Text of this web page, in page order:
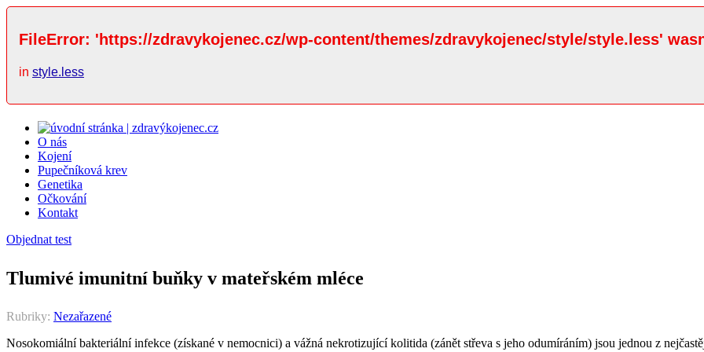
FileError: 'https://zdravykojenec.cz/wp-content/themes/zdravykojenec/style/style.less'
in style.less
O nás
Kojení
Pupečníková krev
Genetika
Očkování
Kontakt
Objednat test
Tlumivé imunitní buňky v mateřském mléce
Rubriky: Nezařazené
Nosokomiální bakteriální infekce (získané v nemocnici) a vážná nekrotizující kolitida (zánět střeva s jeho odumíráním) jsou jednou z